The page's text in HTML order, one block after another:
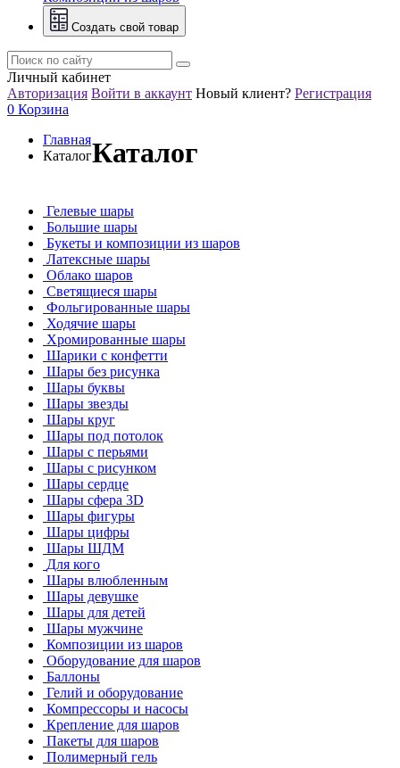
Создать свой товар
Личный кабинет
Авторизация Войти в аккаунт Новый клиент? Регистрация
0 Корзина
Главная
КаталогКаталог
Гелевые шары
Большие шары
Букеты и композиции из шаров
Латексные шары
Облако шаров
Светящиеся шары
Фольгированные шары
Ходячие шары
Хромированные шары
Шарики с конфетти
Шары без рисунка
Шары буквы
Шары звезды
Шары круг
Шары под потолок
Шары с перьями
Шары с рисунком
Шары сердце
Шары сфера 3D
Шары фигуры
Шары цифры
Шары ШДМ
Для кого
Шары влюбленным
Шары девушке
Шары для детей
Шары мужчине
Композиции из шаров
Оборудование для шаров
Баллоны
Гелий и оборудование
Компрессоры и насосы
Крепление для шаров
Пакеты для шаров
Полимерный гель